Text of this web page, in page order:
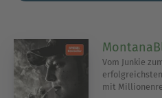
Vom Junkie
mit